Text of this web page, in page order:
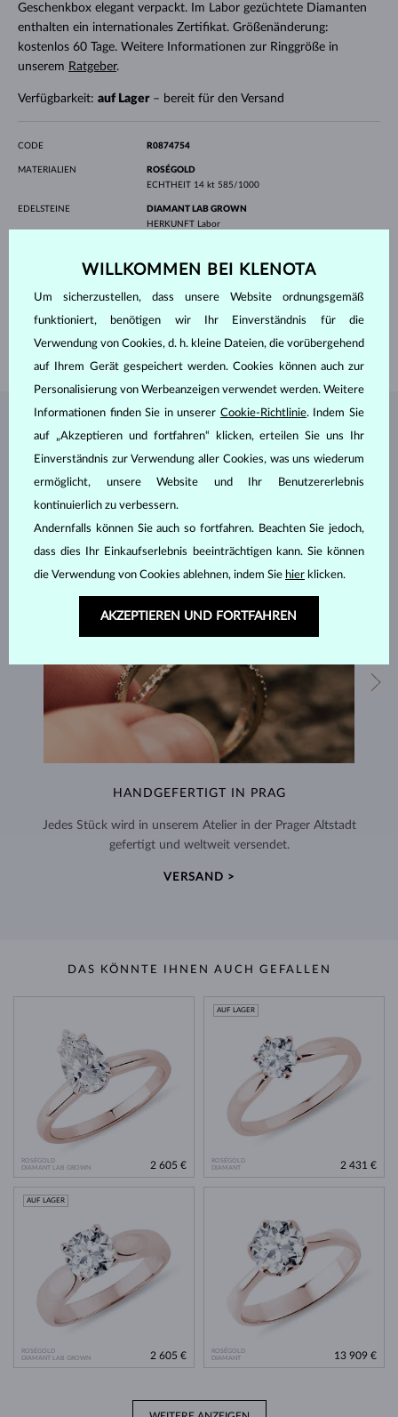
Geschenkbox elegant verpackt. Im Labor gezüchtete Diamanten
enthalten ein internationales Zertifikat. Größenänderung:
kostenlos 60 Tage. Weitere Informationen zur Ringgröße in
unserem Ratgeber.
Verfügbarkeit: auf Lager– bereit für den Versand
CODE R0874754
MATERIALIEN
ROSÉGOLD
ECHTHEIT 14 kt 585/1000
EDELSTEINE
DIAMANT LAB GROWN
HERKUNFT
Labor
FARBE
GEWICHT1.000 ct
BREITE 3.00 mm
GEWICHT 2.55 g
SCHMUCK AUS DEM KLENOTA ATELIER
HANDGEFERTIGT IN PRAG
Jedes Stück wird in unserem Atelier in der Prager Altstadt
gefertigt und weltweit versendet.
VERSAND >
DAS KÖNNTE IHNEN AUCH GEFALLEN
ROSÉGOLD
DIAMANT LAB GROWN
2 605 €
ROSÉGOLD
DIAMANT
AUF LAGER
2 431 €
ROSÉGOLD
DIAMANT LAB GROWN
AUF LAGER
2 605 €
ROSÉGOLD
DIAMANT
13 909 €
WILLKOMMEN BEI KLENOTA
Um sicherzustellen, dass unsere Website ordnungsgemäß
funktioniert, benötigen wir Ihr Einverständnis für die
Verwendung von Cookies, d. h. kleine Dateien, die vorübergehend
auf Ihrem Gerät gespeichert werden. Cookies können auch zur
Personalisierung von Werbeanzeigen verwendet werden. Weitere
Informationen finden Sie in unserer Cookie-Richtlinie. Indem Sie
auf „Akzeptieren und fortfahren“ klicken, erteilen Sie uns Ihr
Einverständnis zur Verwendung aller Cookies, was uns wiederum
ermöglicht, unsere Website und Ihr Benutzererlebnis
kontinuierlich zu verbessern.
Andernfalls können Sie auch so fortfahren. Beachten Sie jedoch,
dass dies Ihr Einkaufserlebnis beeinträchtigen kann. Sie können
die Verwendung von Cookies ablehnen, indem Sie hier klicken.
AKZEPTIEREN UND FORTFAHREN